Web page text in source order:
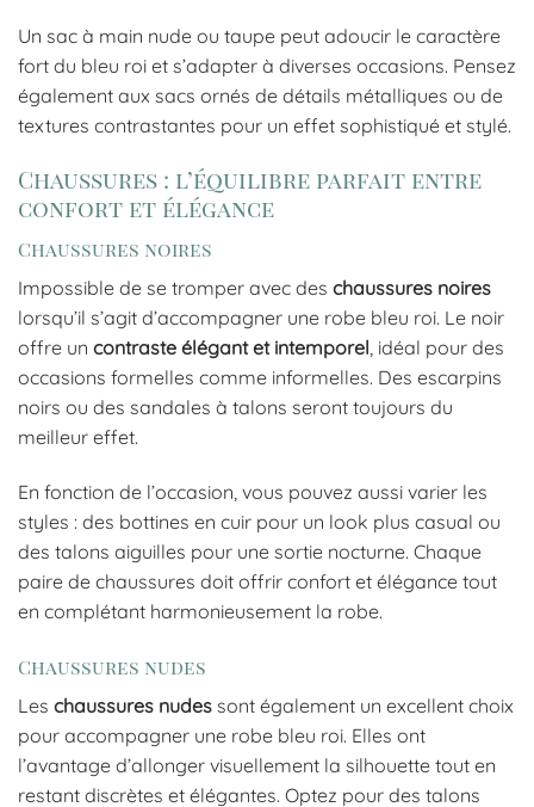
Un sac à main nude ou taupe peut adoucir le caractère
fort du bleu roi et s’adapter à diverses occasions. Pensez
également aux sacs ornés de détails métalliques ou de
textures contrastantes pour un effet sophistiqué et stylé.
Chaussures : l’équilibre parfait entre
confort et élégance
Chaussures noires
Impossible de se tromper avec des chaussures noires
lorsqu’il s’agit d’accompagner une robe bleu roi. Le noir
offre un contraste élégant et intemporel, idéal pour des
occasions formelles comme informelles. Des escarpins
noirs ou des sandales à talons seront toujours du
meilleur effet.
En fonction de l’occasion, vous pouvez aussi varier les
styles : des bottines en cuir pour un look plus casual ou
des talons aiguilles pour une sortie nocturne. Chaque
paire de chaussures doit offrir confort et élégance tout
en complétant harmonieusement la robe.
Chaussures nudes
Les chaussures nudes sont également un excellent choix
pour accompagner une robe bleu roi. Elles ont
l’avantage d’allonger visuellement la silhouette tout en
restant discrètes et élégantes. Optez pour des talons